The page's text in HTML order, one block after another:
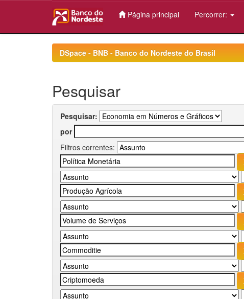
Página principal Percorrer:
DSpace - BNB - Banco do Nordeste do Brasil
Pesquisar
Pesquisar:
por
Filtros correntes: